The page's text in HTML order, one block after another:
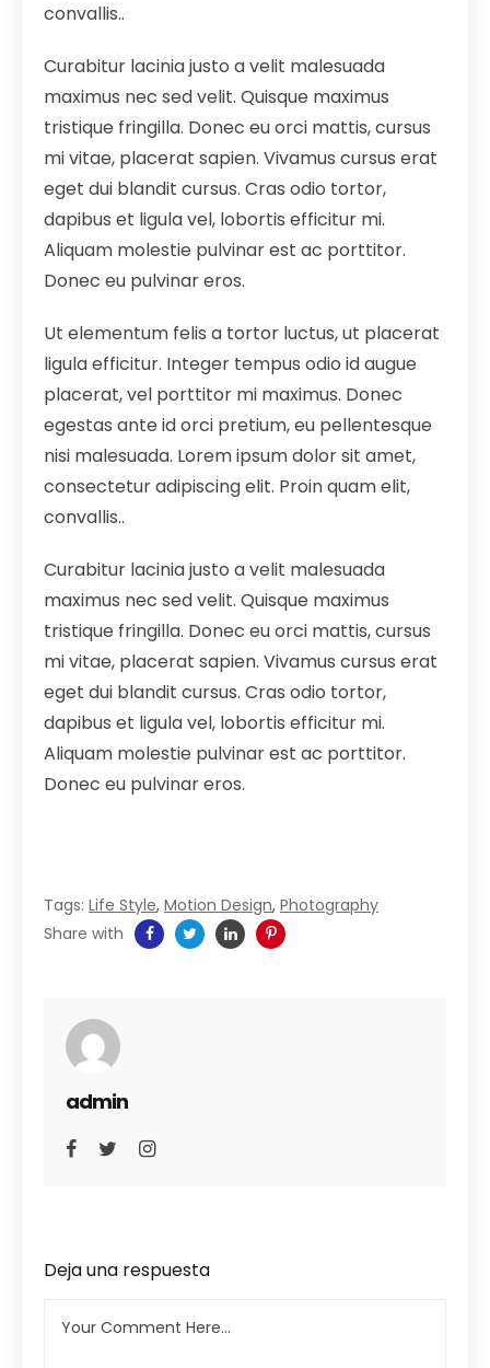
convallis..
Curabitur lacinia justo a velit malesuada
maximus nec sed velit. Quisque maximus
tristique fringilla. Donec eu orci mattis, cursus
mi vitae, placerat sapien. Vivamus cursus erat
eget dui blandit cursus. Cras odio tortor,
dapibus et ligula vel, lobortis efficitur mi.
Aliquam molestie pulvinar est ac porttitor.
Donec eu pulvinar eros.
Ut elementum felis a tortor luctus, ut placerat
ligula efficitur. Integer tempus odio id augue
placerat, vel porttitor mi maximus. Donec
egestas ante id orci pretium, eu pellentesque
nisi malesuada. Lorem ipsum dolor sit amet,
consectetur adipiscing elit. Proin quam elit,
convallis..
Curabitur lacinia justo a velit malesuada
maximus nec sed velit. Quisque maximus
tristique fringilla. Donec eu orci mattis, cursus
mi vitae, placerat sapien. Vivamus cursus erat
eget dui blandit cursus. Cras odio tortor,
dapibus et ligula vel, lobortis efficitur mi.
Aliquam molestie pulvinar est ac porttitor.
Donec eu pulvinar eros.
Tags: Life Style, Motion Design, Photography
Share with
admin
Deja una respuesta